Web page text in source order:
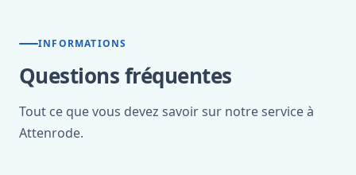
INFORMATIONS
Questions fréquentes
Tout ce que vous devez savoir sur notre service à
Attenrode.